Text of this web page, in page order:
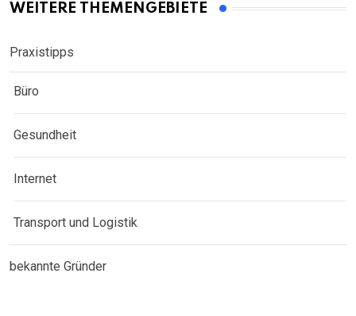
WEITERE THEMENGEBIETE
Praxistipps
Büro
Gesundheit
Internet
Transport und Logistik
bekannte Gründer